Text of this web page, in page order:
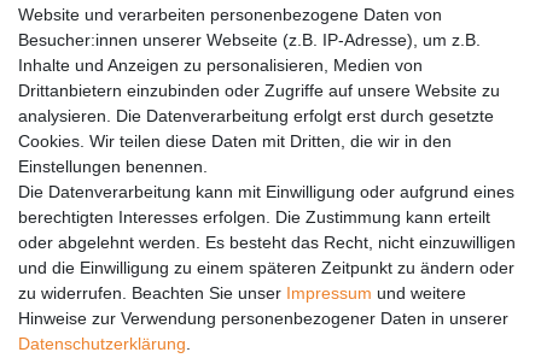
Barrierefreiheit
Anleitungen
Vertrag widerrufen
PARTNER
DHL
GLS
PaketPLUS
SPONSORING
Website und verarbeiten personenbezogene Daten von
Besucher:innen unserer Webseite (z.B. IP-Adresse), um z.B.
Inhalte und Anzeigen zu personalisieren, Medien von
Drittanbietern einzubinden oder Zugriffe auf unsere Website zu
analysieren. Die Datenverarbeitung erfolgt erst durch gesetzte
Cookies. Wir teilen diese Daten mit Dritten, die wir in den
Einstellungen benennen.
Die Datenverarbeitung kann mit Einwilligung oder aufgrund eines
berechtigten Interesses erfolgen. Die Zustimmung kann erteilt
oder abgelehnt werden. Es besteht das Recht, nicht einzuwilligen
und die Einwilligung zu einem späteren Zeitpunkt zu ändern oder
zu widerrufen. Beachten Sie unser Impressum und weitere
Hinweise zur Verwendung personenbezogener Daten in unserer
Daten­schutz­erklärung